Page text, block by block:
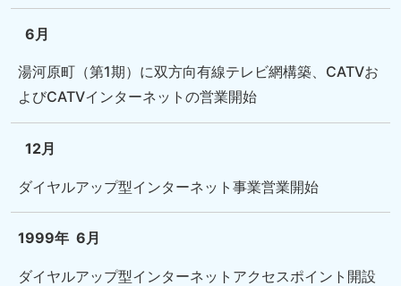
6月
湯河原町（第1期）に双方向有線テレビ網構築、CATVお
よびCATVインターネットの営業開始
12月
ダイヤルアップ型インターネット事業営業開始
1999年 6月
ダイヤルアップ型インターネットアクセスポイント開設